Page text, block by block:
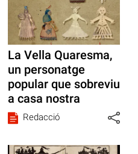
La Vella Quaresma,
un personatge
popular que sobreviu
a casa nostra
Redacció